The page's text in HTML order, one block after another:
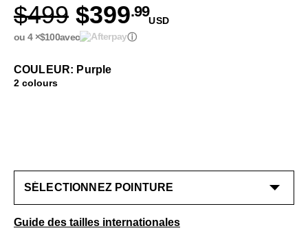
$499 $399.99
USD
ou 4 ×$100avec ⓘ
COULEUR: Purple
2 colours
Guide des tailles internationales